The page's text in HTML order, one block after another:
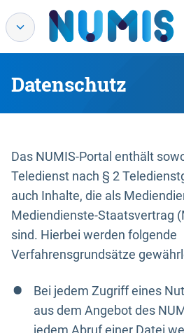
Datenschutz
Das NUMIS-Portal enthält
Teledienst nach § 2
auch Inhalte, die als
Mediendienste-Staatsvertrag
sind. Hierbei werden folgende
Verfahrensgrundsätze
Bei jedem Zugriff eines
aus dem Angebot des
jedem Abruf einer Datei